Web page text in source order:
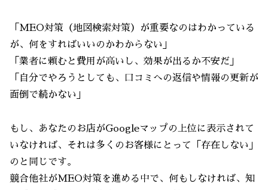
「MEO対策（地図検索対策）が重要なのはわかっている
が、何をすればいいのかわからない」
「業者に頼むと費用が高いし、効果が出るか不安だ」
「自分でやろうとしても、口コミへの返信や情報の更新が
面倒で続かない」
もし、あなたのお店がGoogleマップの上位に表示されて
いなければ、それは多くのお客様にとって「存在しない」
のと同じです。
競合他社がMEO対策を進める中で、何もしなければ、知